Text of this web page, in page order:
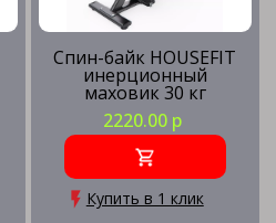
Спин-байк HOUSEFIT
инерционный
маховик 30 кг
2220.00 р
Купить в 1 клик